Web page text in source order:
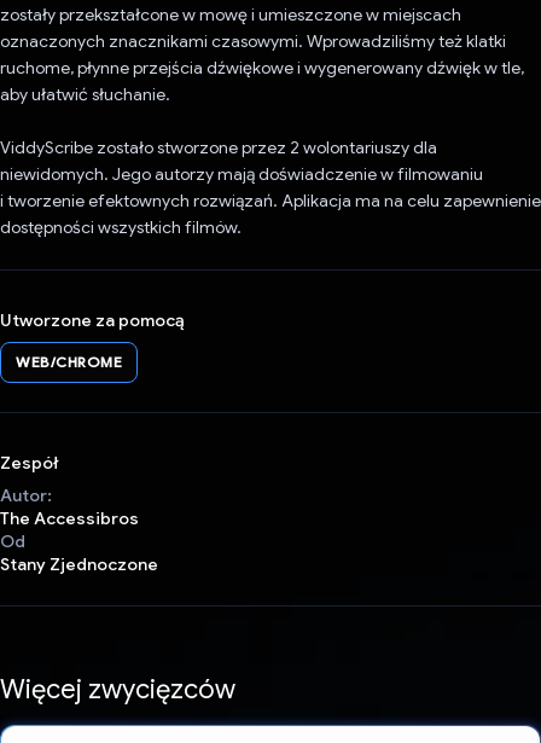
zostały przekształcone w mowę i umieszczone w miejscach
oznaczonych znacznikami czasowymi. Wprowadziliśmy też klatki
ruchome, płynne przejścia dźwiękowe i wygenerowany dźwięk w tle,
aby ułatwić słuchanie.
ViddyScribe zostało stworzone przez 2 wolontariuszy dla
niewidomych. Jego autorzy mają doświadczenie w filmowaniu
i tworzenie efektownych rozwiązań. Aplikacja ma na celu zapewnienie
dostępności wszystkich filmów.
Utworzone za pomocą
WEB/CHROME
Zespół
Autor:
The Accessibros
Od
Stany Zjednoczone
Więcej zwycięzców